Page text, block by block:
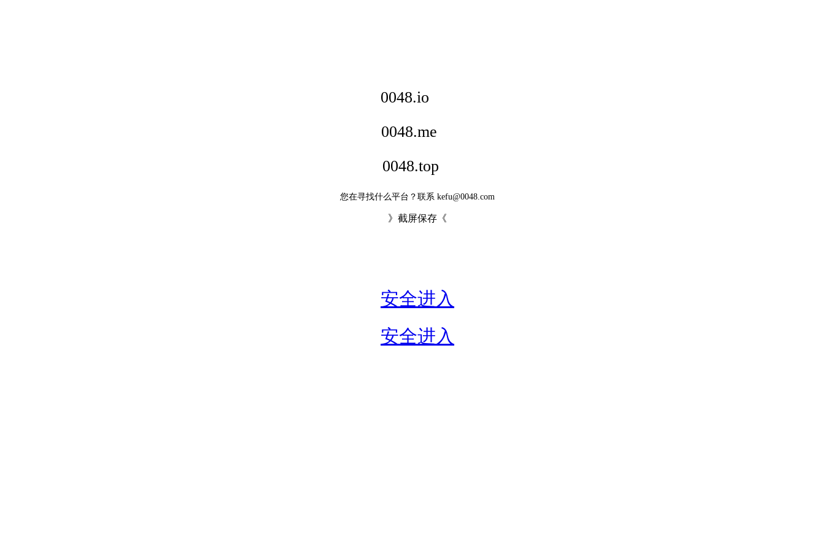
0048.io
0048.me
0048.top
您在寻找什么平台？联系 kefu@0048.com
》截屏保存《
安全进入
安全进入